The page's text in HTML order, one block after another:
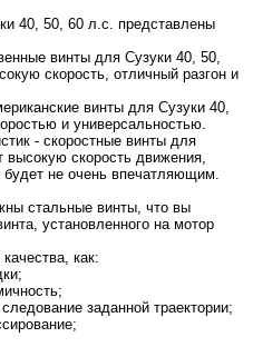
40, 50, 60 л.с. представлены
винты для Сузуки 40, 50,
скорость, отличный разгон и
винты для Сузуки 40,
и универсальностью.
- скоростные винты для
скорость движения,
будет не очень впечатляющим.
стальные винты, что вы
установленного на мотор
как:
заданной траектории;